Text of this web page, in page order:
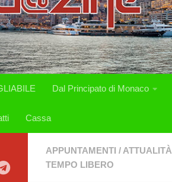
Dal Principato di Monaco
Cassa
APPUNTAMENTI / ATTUALITÀ
TEMPO LIBERO